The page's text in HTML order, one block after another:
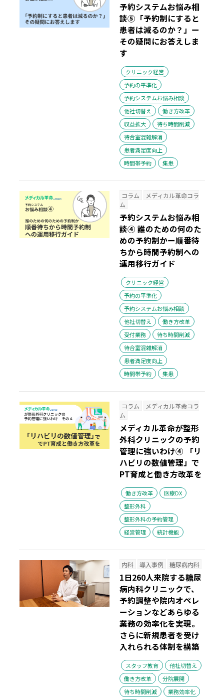
予約システムお悩み相
談⑤「予約制にすると
患者は減るのか？」ー
その疑問にお答えしま
す
クリニック経営
予約の平準化
予約システムお悩み相談
他社切替え
働き方改革
収益拡大
待ち時間削減
待合室混雑解消
患者満足度向上
時間帯予約
集患
コラム
メディカル革命コラ
ム
予約システムお悩み相
談④ 誰のための何のた
めの予約制かー順番待
ちから時間予約制への
運用移行ガイド
クリニック経営
予約の平準化
予約システムお悩み相談
他社切替え
働き方改革
受付業務
待ち時間削減
待合室混雑解消
患者満足度向上
時間帯予約
集患
コラム
メディカル革命コラ
ム
メディカル革命が整形
外科クリニックの予約
管理に強いわけ④ 「リ
ハビリの数値管理」で
PT育成と働き方改革を
働き方改革
医療DX
整形外科
整形外科の予約管理
経営管理
統計機能
内科 導入事例 糖尿病内科
1日260人来院する糖尿
病内科クリニックで、
予約調整や院内オペレ
ーションなどあらゆる
業務の効率化を実現。
さらに新規患者を受け
入れられる体制を構築
スタッフ教育
他社切替え
働き方改革
分院展開
待ち時間削減
業務効率化